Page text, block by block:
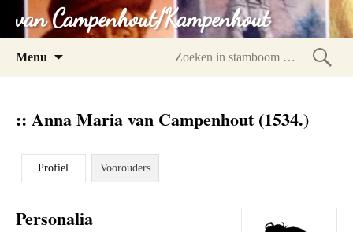
van Campenhout/Kampenhout
Menu
:: Anna Maria van Campenhout (1534.)
Profiel Voorouders
Personalia